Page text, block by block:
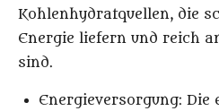
Kohlenhydratquellen, die
Energie liefern und reich
sind.
Energieversorgung: Die